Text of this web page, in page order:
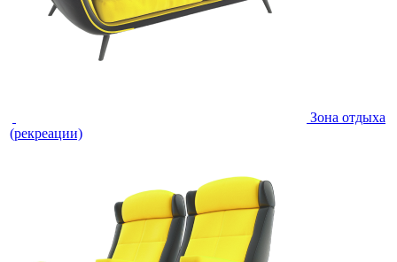
Зона отдыха
(рекреации)